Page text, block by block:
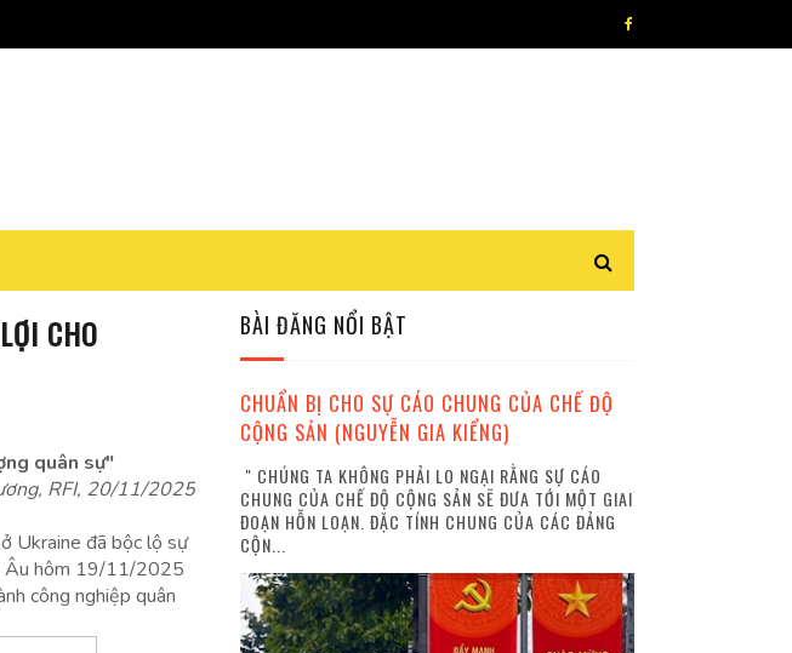
CHO
quân sự"
RFI, 20/11/2025
Ukraine đã bộc lộ sự
Âu hôm 19/11/2025
công nghiệp quân
BÀI ĐĂNG NỔI BẬT
CHUẨN BỊ CHO SỰ CÁO CHUNG CỦA CHẾ ĐỘ
CỘNG SẢN (NGUYỄN GIA KIỂNG)
" CHÚNG TA KHÔNG PHẢI LO NGẠI RẰNG SỰ CÁO
CHUNG CỦA CHẾ ĐỘ CỘNG SẢN SẼ ĐƯA TỚI MỘT GIAI
ĐOẠN HỖN LOẠN. ĐẶC TÍNH CHUNG CỦA CÁC ĐẢNG
CỘN...